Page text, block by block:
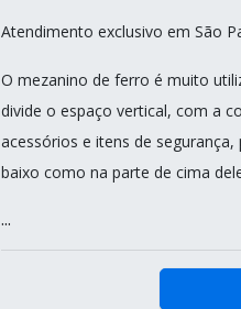
Atendimento exclusivo em São
O mezanino de ferro é muito
divide o espaço vertical, com a
acessórios e itens de
baixo como na parte de cima
...